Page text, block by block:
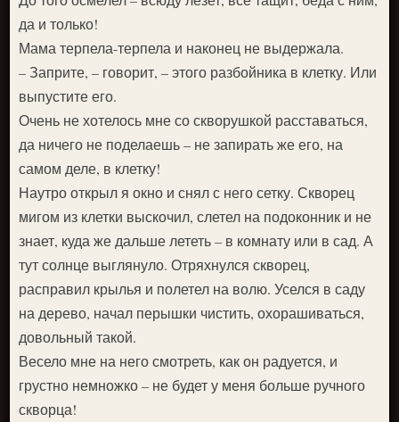
да и только!
Мама терпела-терпела и наконец не выдержала.
– Заприте, – говорит, – этого разбойника в клетку. Или
выпустите его.
Очень не хотелось мне со скворушкой расставаться,
да ничего не поделаешь – не запирать же его, на
самом деле, в клетку!
Наутро открыл я окно и снял с него сетку. Скворец
мигом из клетки выскочил, слетел на подоконник и не
знает, куда же дальше лететь – в комнату или в сад. А
тут солнце выглянуло. Отряхнулся скворец,
расправил крылья и полетел на волю. Уселся в саду
на дерево, начал перышки чистить, охорашиваться,
довольный такой.
Весело мне на него смотреть, как он радуется, и
грустно немножко – не будет у меня больше ручного
скворца!